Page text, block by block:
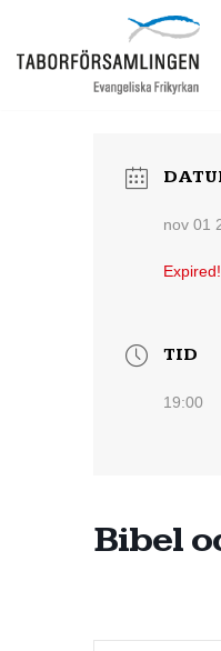
Hoppa
nov 01
Expired!
TID
19:00
Bibel